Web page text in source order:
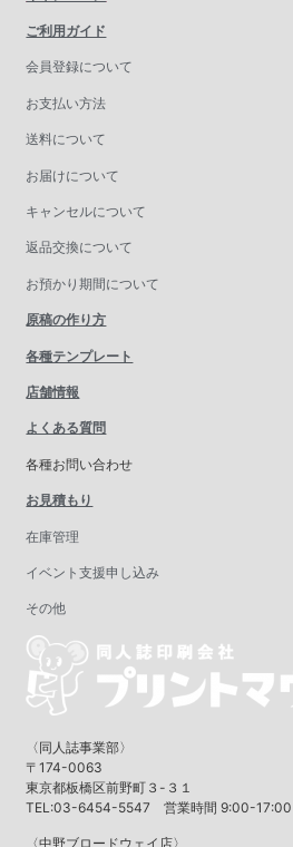
ご利用ガイド
会員登録について
お支払い方法
送料について
お届けについて
キャンセルについて
返品交換について
お預かり期間について
原稿の作り方
各種テンプレート
店舗情報
よくある質問
各種お問い合わせ
お見積もり
在庫管理
イベント支援申し込み
その他
〈同人誌事業部〉
〒174-0063
東京都板橋区前野町３-３１
TEL:03-6454-5547 営業時間 9:00-17:00
〈中野ブロードウェイ店〉